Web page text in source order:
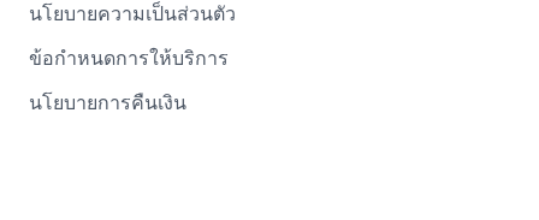
นโยบายความเป็นส่วนตัว
ข้อกำหนดการให้บริการ
นโยบายการคืนเงิน